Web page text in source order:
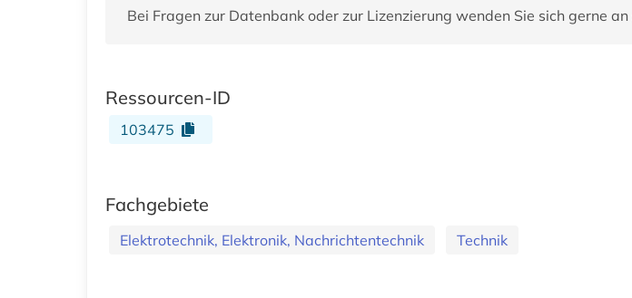
Bei Fragen zur Datenbank oder zur Lizenzierung wenden Sie sich gerne an
Ressourcen-ID
103475
Fachgebiete
Elektrotechnik, Elektronik, Nachrichtentechnik Technik